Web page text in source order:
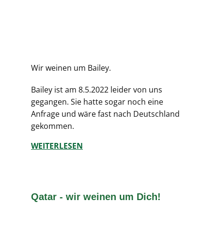
Wir weinen um Bailey.
Bailey ist am 8.5.2022 leider von uns
gegangen. Sie hatte sogar noch eine
Anfrage und wäre fast nach Deutschland
gekommen.
WEITERLESEN
Qatar - wir weinen um Dich!